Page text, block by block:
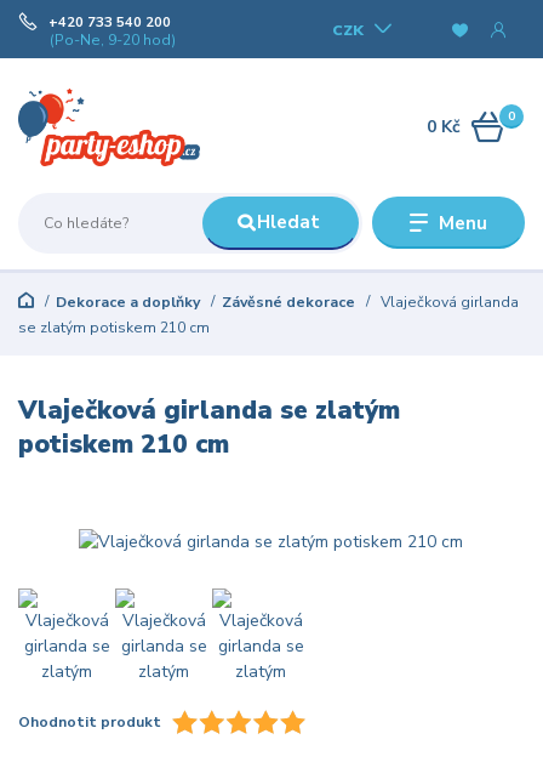
Menu
CZK
Hledat
+420 733 540 200
(Po-Ne, 9-20 hod)
0
0 Kč
Dekorace a doplňky Závěsné dekorace
Vlaječková girlanda
se zlatým potiskem 210 cm
Vlaječková girlanda se zlatým
potiskem 210 cm
Ohodnotit produkt